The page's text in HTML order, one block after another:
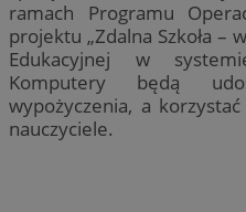
ramach Programu
projektu „Zdalna Szkoła –
Edukacyjnej w
Komputery będą
wypożyczenia, a
nauczyciele.